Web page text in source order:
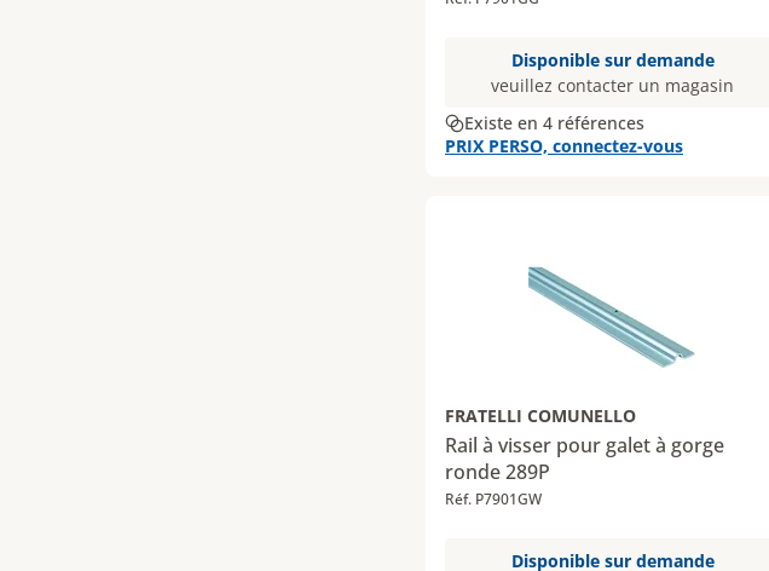
Disponible sur demande
veuillez contacter un magasin
Existe en 4 références
PRIX PERSO, connectez-vous
FRATELLI COMUNELLO
Rail à visser pour galet à gorge
ronde 289P
Réf. P7901GW
Disponible sur demande